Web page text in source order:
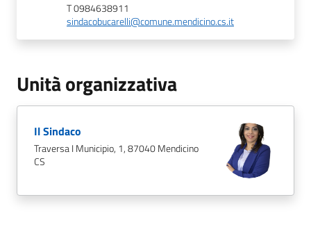
T 0984638911
sindacobucarelli@comune.mendicino.cs.it
Unità organizzativa
Il Sindaco
Traversa I Municipio, 1, 87040 Mendicino
CS